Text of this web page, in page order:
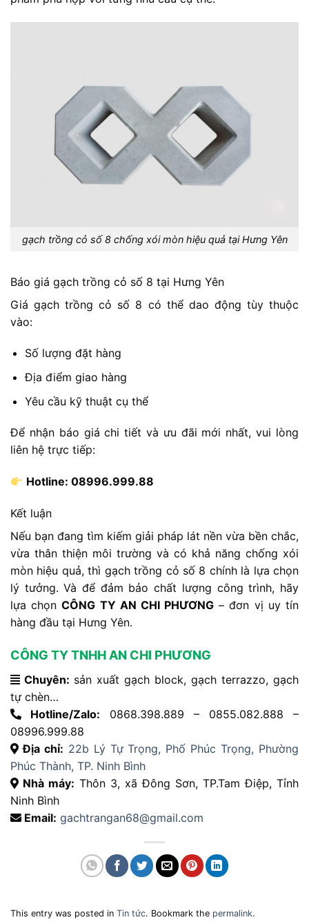
gạch trồng cỏ số 8 chống xói mòn hiệu quả tại Hưng Yên
Báo giá gạch trồng cỏ số 8 tại Hưng Yên
Giá gạch trồng cỏ số 8 có thể dao động tùy thuộc
vào:
Số lượng đặt hàng
Địa điểm giao hàng
Yêu cầu kỹ thuật cụ thể
Để nhận báo giá chi tiết và ưu đãi mới nhất, vui lòng
liên hệ trực tiếp:
Hotline: 08996.999.88
Kết luận
Nếu bạn đang tìm kiếm giải pháp lát nền vừa bền chắc,
vừa thân thiện môi trường và có khả năng chống xói
mòn hiệu quả, thì gạch trồng cỏ số 8 chính là lựa chọn
lý tưởng. Và để đảm bảo chất lượng công trình, hãy
lựa chọnCÔNG TY AN CHI PHƯƠNG – đơn vị uy tín
hàng đầu tại Hưng Yên.
CÔNG TY TNHH AN CHI PHƯƠNG
Chuyên: sản xuất gạch block, gạch terrazzo, gạch
tự chèn…
Hotline/Zalo: 0868.398.889 – 0855.082.888 –
08996.999.88
Địa chỉ: 22b Lý Tự Trọng, Phố Phúc Trọng, Phường
Phúc Thành, TP. Ninh Bình
Nhà máy: Thôn 3, xã Đông Sơn, TP.Tam Điệp, Tỉnh
Ninh Bình
Email: gachtrangan68@gmail.com
This entry was posted in Tin tức. Bookmark the permalink.